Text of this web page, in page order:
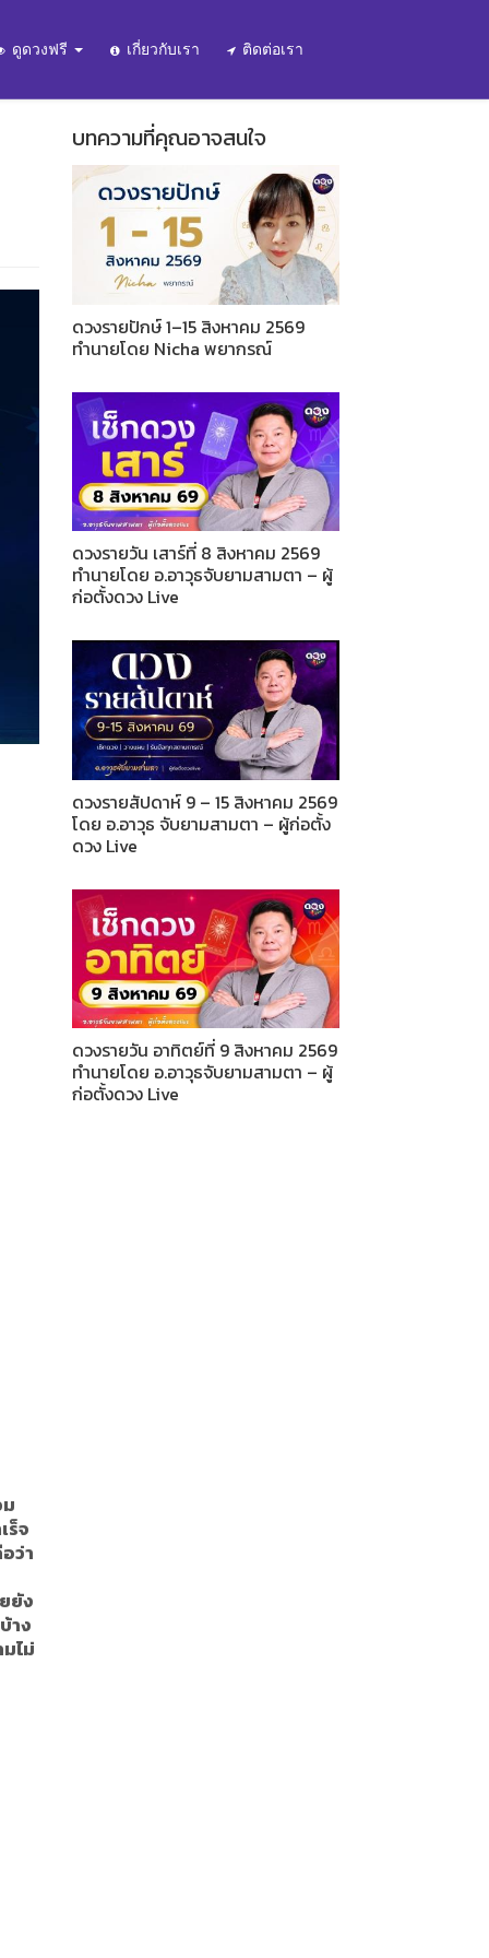
ดูดวงฟรี เกี่ยวกับเรา ติดต่อเรา
ร็จ
ว่า
ยัง
าง
ไม่
บทความที่คุณอาจสนใจ
ดวงรายปักษ์ 1–15 สิงหาคม 2569
ทำนายโดย Nicha พยากรณ์
ดวงรายวัน เสาร์ที่ 8 สิงหาคม 2569
ทำนายโดย อ.อาวุธจับยามสามตา – ผู้
ก่อตั้งดวง Live
ดวงรายสัปดาห์ 9 – 15 สิงหาคม 2569
โดย อ.อาวุธ จับยามสามตา – ผู้ก่อตั้ง
ดวง Live
ดวงรายวัน อาทิตย์ที่ 9 สิงหาคม 2569
ทำนายโดย อ.อาวุธจับยามสามตา – ผู้
ก่อตั้งดวง Live